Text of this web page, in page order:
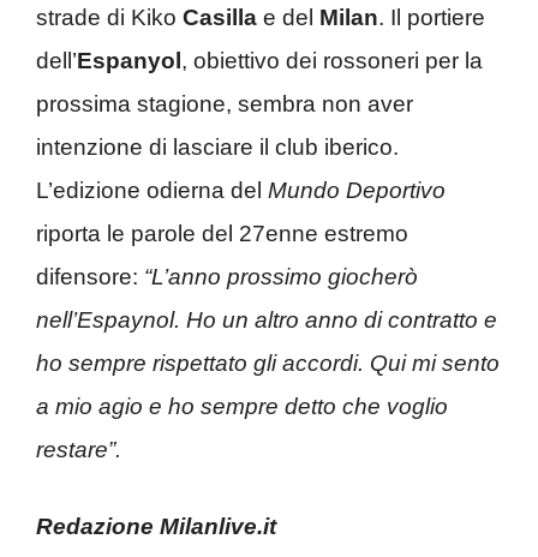
strade di Kiko Casilla e del Milan. Il portiere
dell’Espanyol, obiettivo dei rossoneri per la
prossima stagione, sembra non aver
intenzione di lasciare il club iberico.
L’edizione odierna del Mundo Deportivo
riporta le parole del 27enne estremo
difensore: “L’anno prossimo giocherò
nell’Espaynol. Ho un altro anno di contratto e
ho sempre rispettato gli accordi. Qui mi sento
a mio agio e ho sempre detto che voglio
restare”.
Redazione Milanlive.it